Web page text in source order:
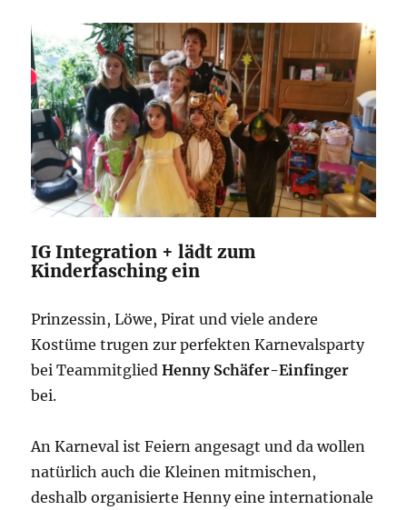
IG Integration + lädt zum
Kinderfasching ein
Prinzessin, Löwe, Pirat und viele andere
Kostüme trugen zur perfekten Karnevalsparty
bei TeammitgliedHenny Schäfer-Einfinger
bei.
An Karneval ist Feiern angesagt und da wollen
natürlich auch die Kleinen mitmischen,
deshalb organisierte Henny eine internationale